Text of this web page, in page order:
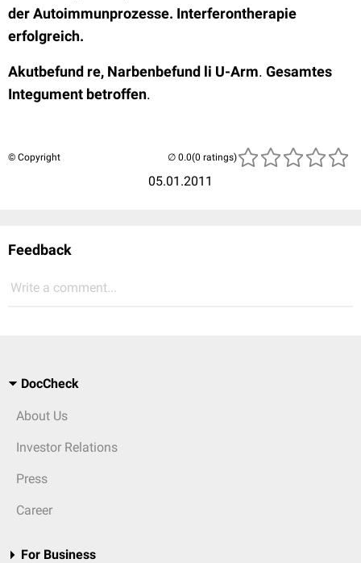
der Autoimmunprozesse. Interferontherapie
erfolgreich.
Akutbefund re, Narbenbefund li U-Arm. Gesamtes
Integument betroffen.
© Copyright
05.01.2011
(0 ratings)
Feedback
Write a comment...
DocCheck
About Us
Investor Relations
Press
Career
For Business